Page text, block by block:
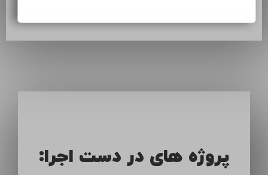
پروژه های در دست اجرا: